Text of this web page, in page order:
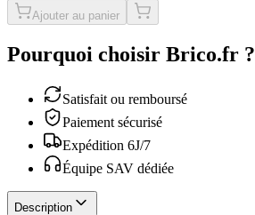
Ajouter au panier
Pourquoi choisir Brico.fr ?
Satisfait ou remboursé
Paiement sécurisé
Expédition 6J/7
Équipe SAV dédiée
Description